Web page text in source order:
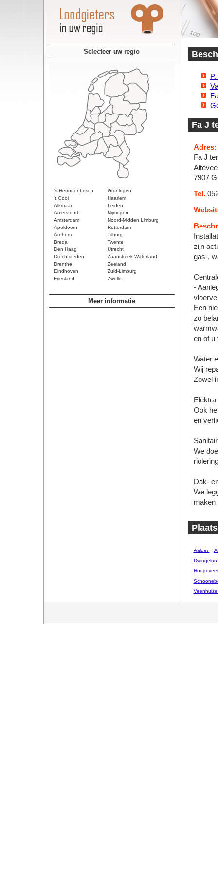
Selecteer uw regio
's-Hertogenbosch
Groningen
't Gooi
Haarlem
Alkmaar
Leiden
Amersfoort
Nijmegen
Amsterdam
Noord-Midden Limburg
Apeldoorn
Rotterdam
Arnhem
Tilburg
Breda
Twente
Den Haag
Utrecht
Drechtsteden
Zaanstreek-Waterland
Drenthe
Zeeland
Eindhoven
Zuid-Limburg
Friesland
Zwolle
Meer informatie
Fa J
Adres:
Fa J
7907
Tel.
zijn
gas-,
-
Een
zo
en of u
Water
Wij
Zowel
Elektra
Ook
en
We
Dak-
We
maken
Aalden
Dwingeloo